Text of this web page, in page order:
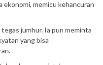
ekonomi, memicu kehancuran
jumhur. Ia pun meminta
yang bisa